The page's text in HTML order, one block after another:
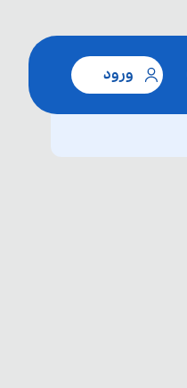
ورود